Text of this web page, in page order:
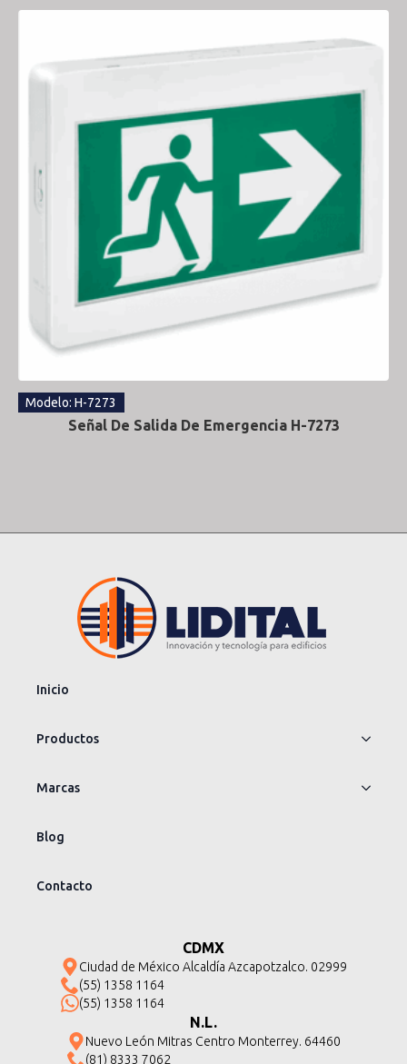
Modelo: H-7273
Señal De Salida De Emergencia H-7273
Inicio
Productos
Marcas
Blog
Contacto
CDMX
Ciudad de México Alcaldía Azcapotzalco. 02999
(55) 1358 1164
(55) 1358 1164
N.L.
Nuevo León Mitras Centro Monterrey. 64460
(81) 8333 7062